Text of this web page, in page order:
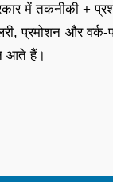
में तकनीकी +
प्रमोशन और
आते हैं।